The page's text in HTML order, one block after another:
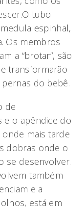
tubo
espinhal,
Os membros
a “brotar”, são
transformarão
do bebê.
de
e o apêndice do
mais tarde
dobras onde o
se desenvolver.
também
e a
está em